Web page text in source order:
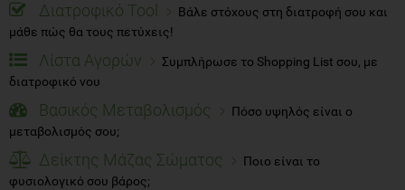
Διατροφικό Tool
Βάλε στόχους στη διατροφή σου και
μάθε πώς θα τους πετύχεις!
Λίστα Αγορών
Συμπλήρωσε το Shopping List σου, με
διατροφικό νου
Βασικός Μεταβολισμός
Πόσο υψηλός είναι ο
μεταβολισμός σου;
Δείκτης Μάζας Σώματος
Ποιο είναι το
φυσιολογικό σου βάρος;